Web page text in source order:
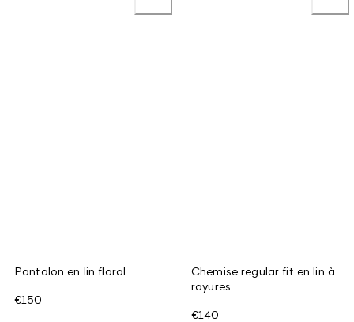
Pantalon en lin floral
€150
Chemise regular fit en lin à
rayures
€140